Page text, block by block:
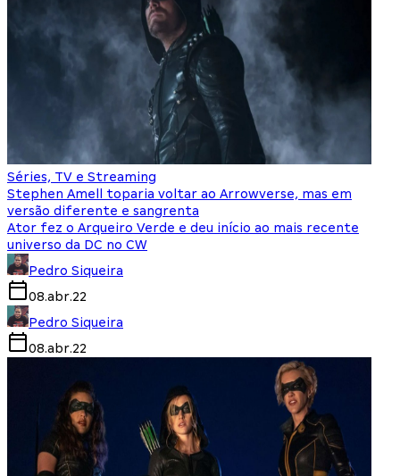
Séries, TV e Streaming
Stephen Amell toparia voltar ao Arrowverse, mas em
versão diferente e sangrenta
Ator fez o Arqueiro Verde e deu início ao mais recente
universo da DC no CW
Pedro Siqueira
08.abr.22
Pedro Siqueira
08.abr.22